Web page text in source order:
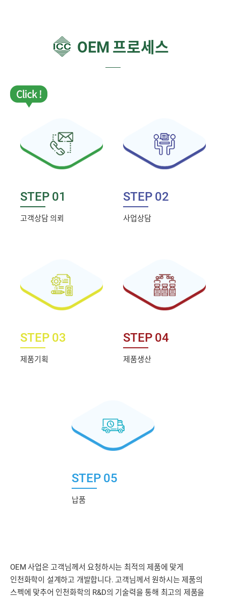
OEM 프로세스
STEP 01
고객상담 의뢰
STEP 02
사업상담
STEP 03
제품기획
STEP 04
제품생산
STEP 05
납품
OEM 사업은 고객님께서 요청하시는 최적의 제품에 맞게
인천화학이 설계하고 개발합니다. 고객님께서 원하시는 제품의
스펙에 맞추어 인천화학의 R&D의 기술력을 통해 최고의 제품을